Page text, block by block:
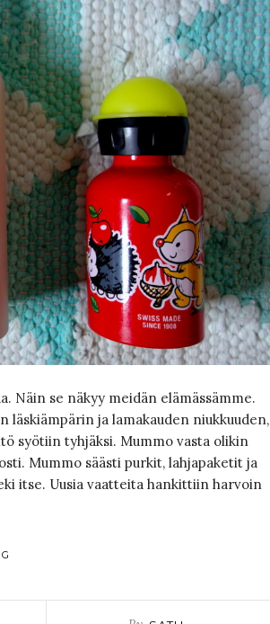
Näin se näkyy meidän elämässämme.
läskiämpärin ja lamakauden niukkuuden,
syötiin tyhjäksi. Mummo vasta olikin
Mummo säästi purkit, lahjapaketit ja
itse. Uusia vaatteita hankittiin harvoin